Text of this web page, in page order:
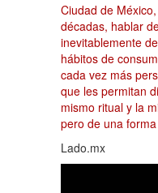
Ciudad de
décadas, hablar
inevitablemente
hábitos de
cada vez más
que les permitan
mismo ritual y la
pero de una
Lado.mx